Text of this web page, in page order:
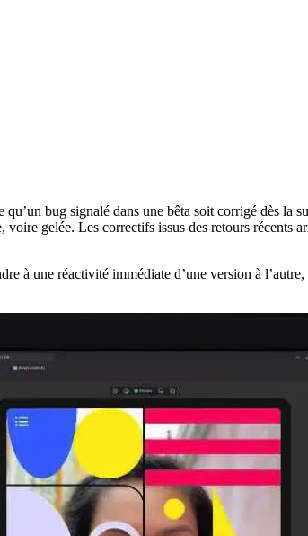
bug signalé dans une bêta soit corrigé dès la
gelée. Les correctifs issus des retours récents
à une réactivité immédiate d’une version à